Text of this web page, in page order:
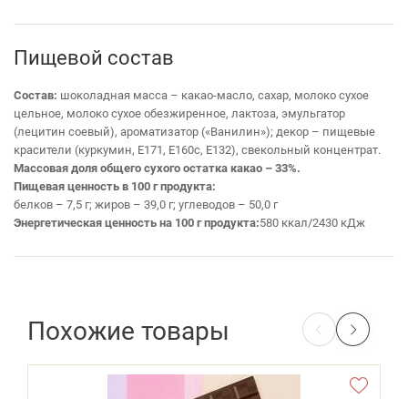
Пищевой состав
Состав: шоколадная масса – какао-масло, сахар, молоко сухое
цельное, молоко сухое обезжиренное, лактоза, эмульгатор
(лецитин соевый), ароматизатор («Ванилин»); декор – пищевые
красители (куркумин, Е171, Е160с, Е132), свекольный концентрат.
Массовая доля общего сухого остатка какао – 33%.
Пищевая ценность в 100 г продукта:
белков – 7,5 г; жиров – 39,0 г; углеводов – 50,0 г
Энергетическая ценность на 100 г продукта:580 ккал/2430 кДж
Похожие товары